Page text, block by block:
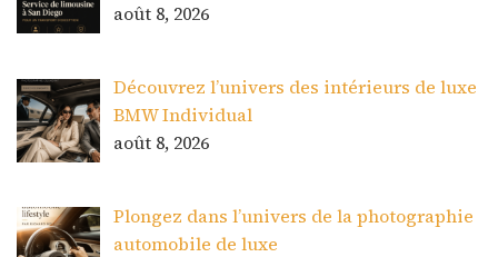
août 8, 2026
Découvrez l’univers des intérieurs de luxe
BMW Individual
août 8, 2026
Plongez dans l’univers de la photographie
automobile de luxe